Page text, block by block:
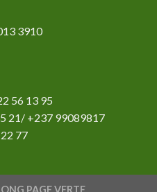
3910
56 13 95
21/ +237 99089817
77
ONG PAGE VERTE